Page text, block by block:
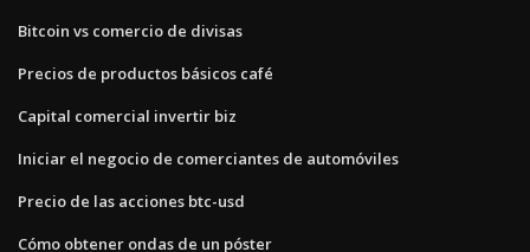
Bitcoin vs comercio de divisas
Precios de productos básicos café
Capital comercial invertir biz
Iniciar el negocio de comerciantes de automóviles
Precio de las acciones btc-usd
Cómo obtener ondas de un póster